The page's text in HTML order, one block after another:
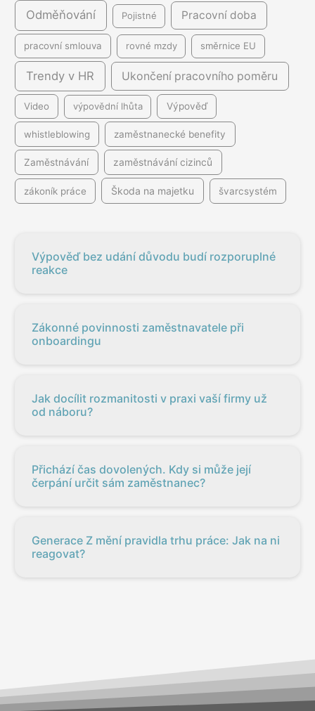
Odměňování Pojistné Pracovní doba
pracovní smlouva rovné mzdy směrnice EU
Trendy v HR Ukončení pracovního poměru
Video výpovědní lhůta Výpověď
whistleblowing zaměstnanecké benefity
Zaměstnávání zaměstnávání cizinců
zákoník práce Škoda na majetku švarcsystém
Výpověď bez udání důvodu budí rozporuplné
reakce
Zákonné povinnosti zaměstnavatele při
onboardingu
Jak docílit rozmanitosti v praxi vaší firmy už
od náboru?
Přichází čas dovolených. Kdy si může její
čerpání určit sám zaměstnanec?
Generace Z mění pravidla trhu práce: Jak na ni
reagovat?